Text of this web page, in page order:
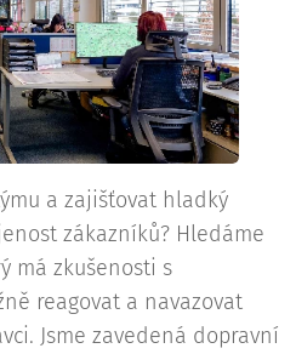
a zajišťovat hladký
zákazníků? Hledáme
má zkušenosti s
reagovat a navazovat
Jsme zavedená dopravní